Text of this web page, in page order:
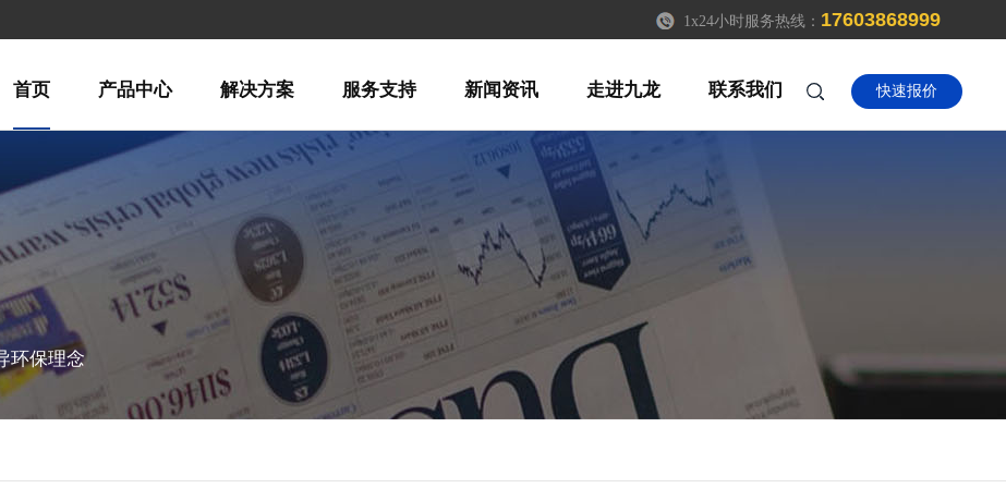
1x24小时服务热线： 17603868999
快速报价
首页 产品中心 解决方案 服务支持 新闻资讯 走进九龙 联系我们
环保理念